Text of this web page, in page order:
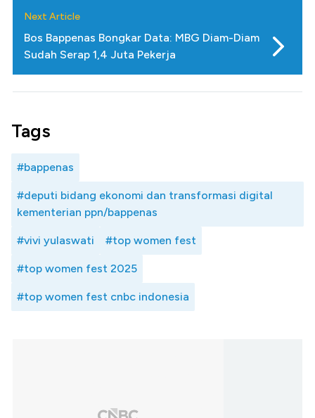
Next Article
Bos Bappenas Bongkar Data: MBG Diam-Diam
Sudah Serap 1,4 Juta Pekerja
Tags
#bappenas
#deputi bidang ekonomi dan transformasi digital
kementerian ppn/bappenas
#vivi yulaswati #top women fest
#top women fest 2025
#top women fest cnbc indonesia